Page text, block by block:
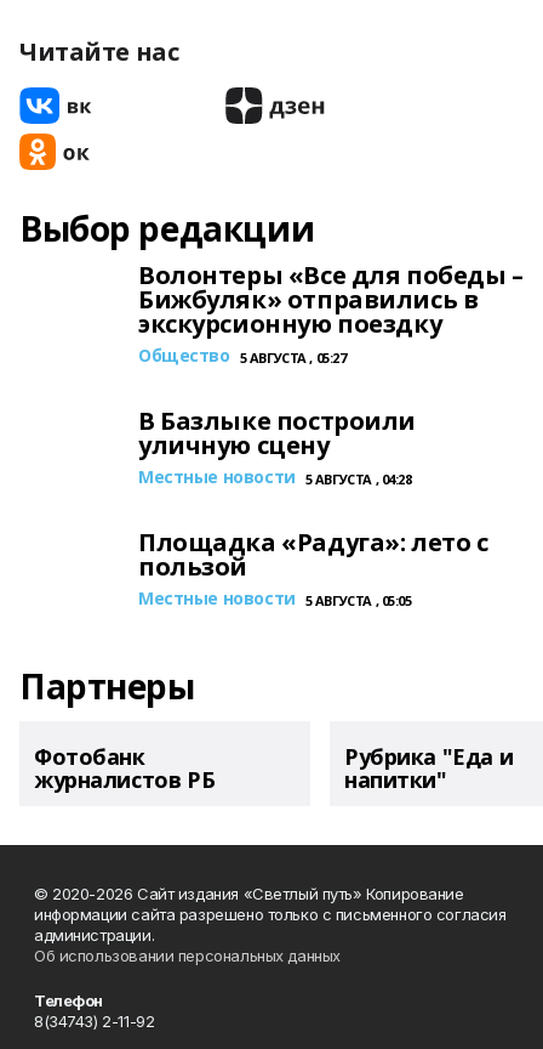
Читайте нас
Выбор редакции
Волонтеры «Все для победы –
Бижбуляк» отправились в
экскурсионную поездку
Общество 5 АВГУСТА , 05:27
В Базлыке построили
уличную сцену
Местные новости 5 АВГУСТА , 04:28
Площадка «Радуга»: лето с
пользой
Местные новости 5 АВГУСТА , 05:05
Партнеры
Фотобанк
журналистов РБ
Рубрика "Еда и
напитки"
© 2020-2026 Сайт издания «Светлый путь» Копирование
информации сайта разрешено только с письменного согласия
администрации.
Об использовании персональных данных
Телефон
8(34743) 2-11-92